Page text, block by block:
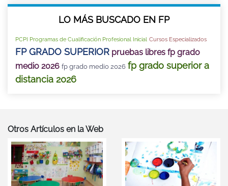
LO MÁS BUSCADO EN FP
PCPI Programas de Cualificación Profesional Inicial Cursos Especializados
FP GRADO SUPERIOR pruebas libres fp grado
medio 2026 fp grado medio 2026 fp grado superior a
distancia 2026
Otros Artículos en la Web